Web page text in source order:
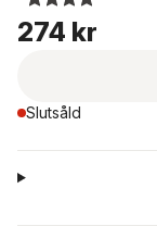
274 kr
Slutsåld